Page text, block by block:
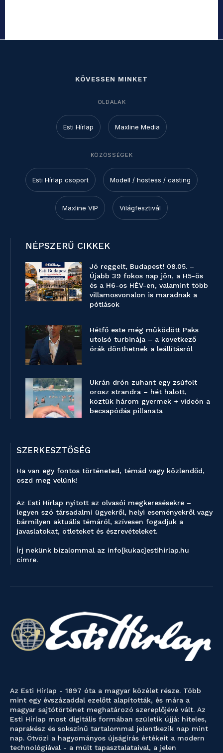
KÖVESSEN MINKET
OLDALAK
Esti Hírlap Maxline Media
KÖZÖSSÉGEK
Esti Hírlap csoport Modell / hostess / casting
Maxline VIP Világfesztivál
NÉPSZERŰ CIKKEK
Jó reggelt, Budapest! 08.05. –
Újabb 39 fokos nap jön, a H5-ös
és a H6-os HÉV-en, valamint több
villamosvonalon is maradnak a
pótlások
Hétfő este még működött Paks
utolsó turbinája – a következő
órák dönthetnek a leállításról
Ukrán drón zuhant egy zsúfolt
orosz strandra – hét halott,
köztük három gyermek + videón a
becsapódás pillanata
SZERKESZTŐSÉG
Ha van egy fontos történeted, témád vagy közlendőd,
oszd meg velünk!
Az Esti Hírlap nyitott az olvasói megkeresésekre –
legyen szó társadalmi ügyekről, helyi eseményekről vagy
bármilyen aktuális témáról, szívesen fogadjuk a
javaslatokat, ötleteket és észrevételeket.
Írj nekünk bizalommal az info[kukac]estihirlap.hu
címre.
Az Esti Hírlap - 1897 óta a magyar közélet része. Több
mint egy évszázaddal ezelőtt alapították, és mára a
magyar sajtótörténet meghatározó szereplőjévé vált. Az
Esti Hírlap most digitális formában születik újjá: hiteles,
naprakész és sokszínű tartalommal jelentkezik nap mint
nap. Ötvözi a hagyományos újságírás értékeit a modern
technológiával - a múlt tapasztalataival, a jelen